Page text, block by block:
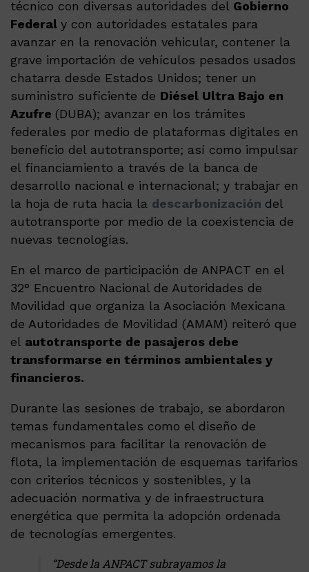
técnico con diversas autoridades del Gobierno
Federal y con autoridades estatales para
avanzar en la renovación vehicular, contener la
grave importación de vehículos pesados usados
chatarra desde Estados Unidos; tener un
suministro suficiente de Diésel Ultra Bajo en
Azufre (DUBA); avanzar en los trámites
federales por medio de plataformas digitales en
beneficio del autotransporte; así como impulsar
el financiamiento a través de la banca de
desarrollo nacional e internacional; y trabajar en
la hoja de ruta hacia la descarbonización del
autotransporte por medio de la coexistencia de
nuevas tecnologías.
En el marco de participación de ANPACT en el
32° Encuentro Nacional de Autoridades de
Movilidad que organiza la Asociación Mexicana
de Autoridades de Movilidad (AMAM) reiteró que
el autotransporte de pasajeros debe
transformarse en términos ambientales y
financieros.
Durante las sesiones de trabajo, se abordaron
temas fundamentales como el diseño de
mecanismos para facilitar la renovación de
flota, la implementación de esquemas tarifarios
con criterios técnicos y sostenibles, y la
adecuación normativa y de infraestructura
energética que permita la adopción ordenada
de tecnologías emergentes.
“Desde la ANPACT subrayamos la